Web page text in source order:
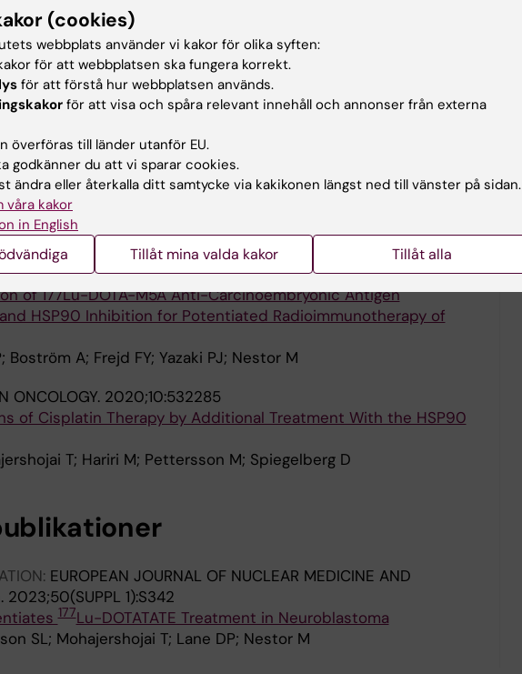
SL; Mohajershojai T; Gago FJF; Lane DP; Nestor M
Effects of177 Lu-DOTA-M5A in Combination with Heat Shock
in Colorectal Cancer Xenografts
D; Chopra S; Frejd FY; Yazaki PJ; Nestor M
AND PHOTOBIOLOGY B-BIOLOGY.
for targeted photodynamic therapy of cancer.
T; Lundsten S; Sarmento B; Tomé JPC; Nestor M; Jha P
ONCOLOGY.2022;12:849338
of 177Lu-DOTA-M5A Anti-Carcinoembryonic Antigen
HSP90 Inhibition for Potentiated Radioimmunotherapy of
Boström A; Frejd FY; Yazaki PJ; Nestor M
ONCOLOGY. 2020;10:532285
of Cisplatin Therapy by Additional Treatment With the HSP90
T; Hariri M; Pettersson M; Spiegelberg D
EUROPEAN JOURNAL OF NUCLEAR MEDICINE AND
2023;50(SUPPL 1):S342
177Lu-DOTATATE Treatment in Neuroblastoma
SL; Mohajershojai T; Lane DP; Nestor M
(cookies)
webbplats använder vi kakor för olika syften:
för att webbplatsen ska fungera korrekt.
för att förstå hur webbplatsen används.
för att visa och spåra relevant innehåll och annonser från externa
överföras till länder utanför EU.
godkänner du att vi sparar cookies.
ändra eller återkalla ditt samtycke via kakikonen längst ned till vänster på sidan.
våra kakor
in English
Tillåt mina valda kakor Tillåt alla